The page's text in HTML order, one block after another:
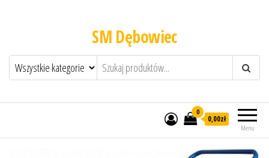
SM Dębowiec
Menu
0
0,00zł